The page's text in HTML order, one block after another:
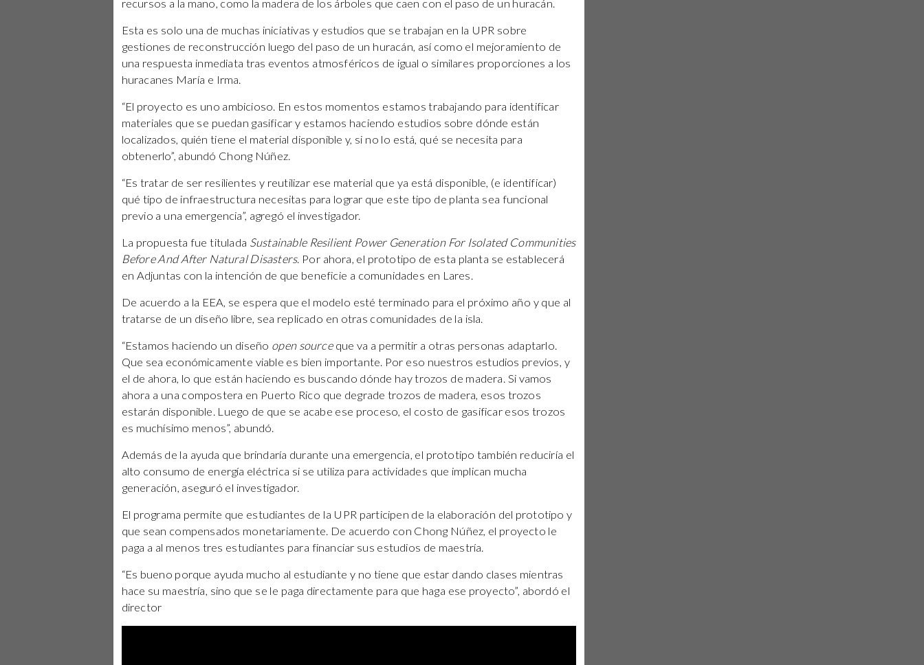
recursos a la mano, como la madera de los árboles que caen con el paso de un huracán.
Esta es solo una de muchas iniciativas y estudios que se trabajan en la UPR sobre
gestiones de reconstrucción luego del paso de un huracán, así como el mejoramiento de
una respuesta inmediata tras eventos atmosféricos de igual o similares proporciones a los
huracanes María e Irma.
“El proyecto es uno ambicioso. En estos momentos estamos trabajando para identificar
materiales que se puedan gasificar y estamos haciendo estudios sobre dónde están
localizados, quién tiene el material disponible y, si no lo está, qué se necesita para
obtenerlo”, abundó Chong Núñez.
“Es tratar de ser resilientes y reutilizar ese material que ya está disponible, (e identificar)
qué tipo de infraestructura necesitas para lograr que este tipo de planta sea funcional
previo a una emergencia”, agregó el investigador.
La propuesta fue titulada Sustainable Resilient Power Generation For Isolated Communities
Before And After Natural Disasters. Por ahora, el prototipo de esta planta se establecerá
en Adjuntas con la intención de que beneficie a comunidades en Lares.
De acuerdo a la EEA, se espera que el modelo esté terminado para el próximo año y que al
tratarse de un diseño libre, sea replicado en otras comunidades de la isla.
“Estamos haciendo un diseño open sourceque va a permitir a otras personas adaptarlo.
Que sea económicamente viable es bien importante. Por eso nuestros estudios previos, y
el de ahora, lo que están haciendo es buscando dónde hay trozos de madera. Si vamos
ahora a una compostera en Puerto Rico que degrade trozos de madera, esos trozos
estarán disponible. Luego de que se acabe ese proceso, el costo de gasificar esos trozos
es muchísimo menos”, abundó.
Además de la ayuda que brindaría durante una emergencia, el prototipo también reduciría el
alto consumo de energía eléctrica si se utiliza para actividades que implican mucha
generación, aseguró el investigador.
El programa permite que estudiantes de la UPR participen de la elaboración del prototipo y
que sean compensados monetariamente. De acuerdo con Chong Núñez, el proyecto le
paga a al menos tres estudiantes para financiar sus estudios de maestría.
“Es bueno porque ayuda mucho al estudiante y no tiene que estar dando clases mientras
hace su maestría, sino que se le paga directamente para que haga ese proyecto”, abordó el
director